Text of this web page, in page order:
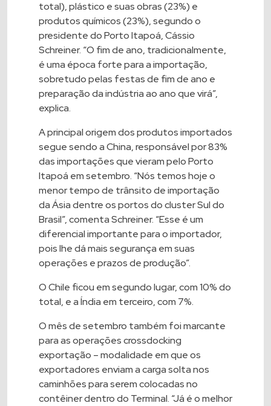
total), plástico e suas obras (23%) e
produtos químicos (23%), segundo o
presidente do Porto Itapoá, Cássio
Schreiner. “O fim de ano, tradicionalmente,
é uma época forte para a importação,
sobretudo pelas festas de fim de ano e
preparação da indústria ao ano que virá”,
explica.
A principal origem dos produtos importados
segue sendo a China, responsável por 83%
das importações que vieram pelo Porto
Itapoá em setembro. “Nós temos hoje o
menor tempo de trânsito de importação
da Ásia dentre os portos do cluster Sul do
Brasil”, comenta Schreiner. “Esse é um
diferencial importante para o importador,
pois lhe dá mais segurança em suas
operações e prazos de produção”.
O Chile ficou em segundo lugar, com 10% do
total, e a Índia em terceiro, com 7%.
O mês de setembro também foi marcante
para as operações crossdocking
exportação – modalidade em que os
exportadores enviam a carga solta nos
caminhões para serem colocadas no
contêiner dentro do Terminal. “Já é o melhor